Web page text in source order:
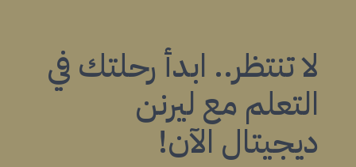
لا تنتظر.. ابدأ رحلتك في
التعلم مع ليرنن
ديجيتال الآن!